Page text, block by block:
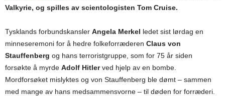
Valkyrie, og spilles av scientologisten Tom Cruise.
Tysklands forbundskansler Angela Merkel ledet sist lørdag en
minneseremoni for å hedre folkeforræderen Claus von
Stauffenberg og hans terroristgruppe, som for 75 år siden
forsøkte å myrde Adolf Hitlerved hjelp av en bombe.
Mordforsøket mislyktes og von Stauffenberg ble dømt – sammen
med mange av hans medsammensvorne – til døden for forræderi.